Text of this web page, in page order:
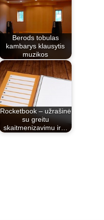
Berods tobulas
kambarys klausytis
muzikos
Rocketbook – užrašinė
su greitu
skaitmenizavimu ir…